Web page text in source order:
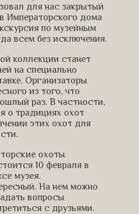
для нас закрытый
Императорского дома
по музейным
всем без исключения.
коллекции станет
на специально
Организаторы
из того, что
раз. В частности,
о традициях охот
этих охот для
охоты
10 февраля в
музея.
На нем можно
вопросы
с друзьями.